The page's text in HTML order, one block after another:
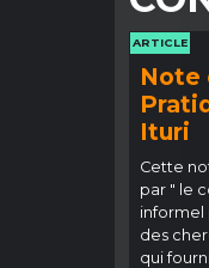
ARTICLE
Note
Ituri
Cette
par " le
informel
des
qui